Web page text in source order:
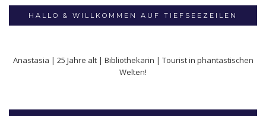
HALLO & WILLKOMMEN AUF TIEFSEEZEILEN
Anastasia | 25 Jahre alt | Bibliothekarin | Tourist in phantastischen
Welten!